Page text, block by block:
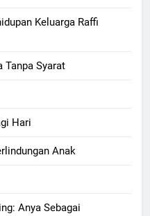
Keluarga Raffi
Tanpa Syarat
Hari
Anak
Anya Sebagai